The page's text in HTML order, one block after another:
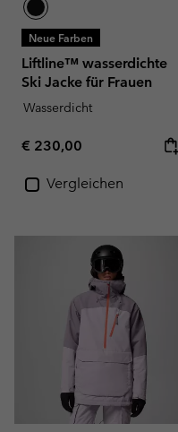
Neue Farben
Liftline™ wasserdichte
Ski Jacke für Frauen
Wasserdicht
Regular price:
€ 230,00
Vergleichen